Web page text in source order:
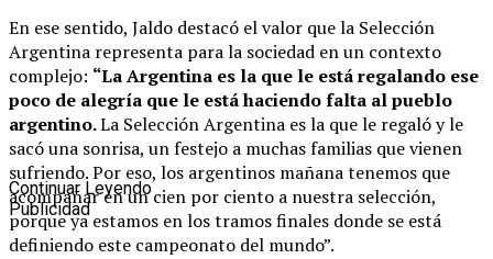
En ese sentido, Jaldo destacó el valor que la Selección
Argentina representa para la sociedad en un contexto
complejo: “La Argentina es la que le está regalando ese
poco de alegría que le está haciendo falta al pueblo
argentino.La Selección Argentina es la que le regaló y le
sacó una sonrisa, un festejo a muchas familias que vienen
sufriendo. Por eso, los argentinos mañana tenemos que
acompañar en un cien por ciento a nuestra selección,
porque ya estamos en los tramos finales donde se está
definiendo este campeonato del mundo”.
Continuar Leyendo
Publicidad